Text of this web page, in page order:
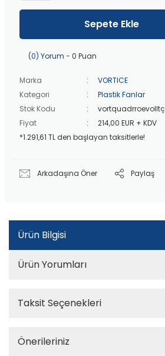
üzeri ücretsiz kargo!
40 bin TLüzeri özel teklif!
Sepete Ekle
(0) Yorum - 0 Puan
Marka
VORTICE
Kategori
Plastik Fanlar
Stok Kodu
vortquadrroevolltç
Fiyat
214,00 EUR + KDV
*1.291,61 TL den başlayan taksitlerle!
Arkadaşına Öner Paylaş
Ürün Bilgisi
Ürün Yorumları
Taksit Seçenekleri
Önerileriniz